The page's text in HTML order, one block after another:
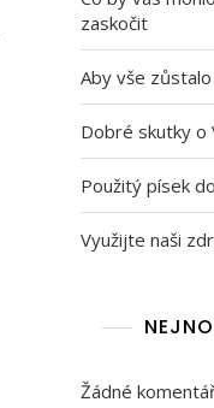
zaskočit
Aby vše
Dobré skutky o
Použitý písek
Využijte naši
Žádné